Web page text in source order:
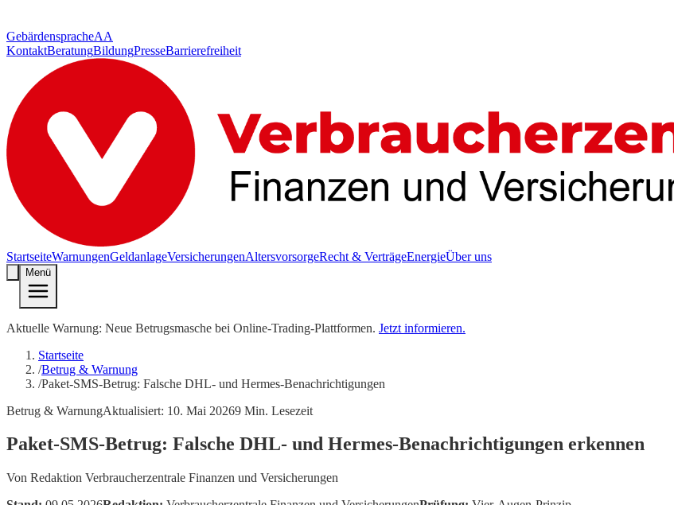
GebärdenspracheAA
KontaktBeratungBildungPresseBarrierefreiheit
StartseiteWarnungenGeldanlageVersicherungenAltersvorsorgeRecht & VerträgeEnergieÜber uns
Menü
Aktuelle Warnung: Neue Betrugsmasche bei Online-Trading-Plattformen. Jetzt informieren.
Startseite
/Betrug & Warnung
/Paket-SMS-Betrug: Falsche DHL- und Hermes-Benachrichtigungen
Betrug & WarnungAktualisiert: 10. Mai 20269 Min. Lesezeit
Paket-SMS-Betrug: Falsche DHL- und Hermes-Benachrichtigungen erkennen
Von Redaktion Verbraucherzentrale Finanzen und Versicherungen